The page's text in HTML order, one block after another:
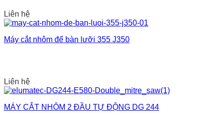
Liên hệ
Máy cắt nhôm để bàn lưỡi 355 J350
Liên hệ
MÁY CẮT NHÔM 2 ĐẦU TỰ ĐỘNG DG 244